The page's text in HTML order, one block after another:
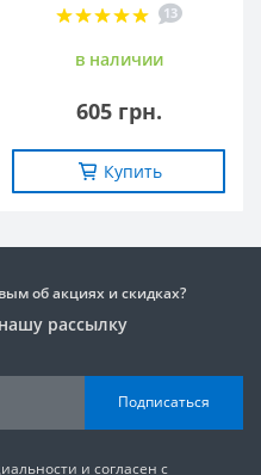
13
в наличии
605 грн.
Купить
об акциях и скидках?
рассылку
Подписаться
и согласен с